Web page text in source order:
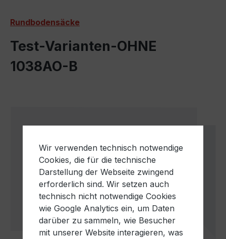
Rundbodensäcke
Test-Varianten-OHNE
1038AO-B
Wir verwenden technisch notwendige
Cookies, die für die technische
Darstellung der Webseite zwingend
erforderlich sind. Wir setzen auch
technisch nicht notwendige Cookies
wie Google Analytics ein, um Daten
darüber zu sammeln, wie Besucher
mit unserer Website interagieren, was